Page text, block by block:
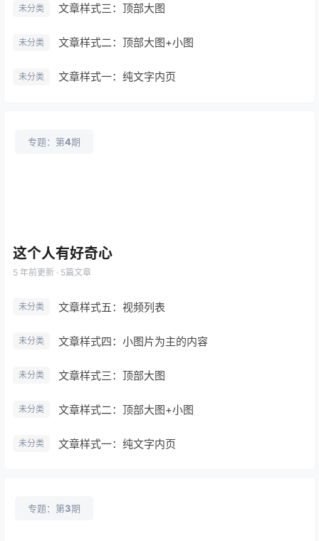
未分类 文章样式三：顶部大图
未分类 文章样式二：顶部大图+小图
未分类 文章样式一：纯文字内页
专题：第4期
这个人有好奇心
5 年前更新 · 5篇文章
未分类 文章样式五：视频列表
未分类 文章样式四：小图片为主的内容
未分类 文章样式三：顶部大图
未分类 文章样式二：顶部大图+小图
未分类 文章样式一：纯文字内页
专题：第3期